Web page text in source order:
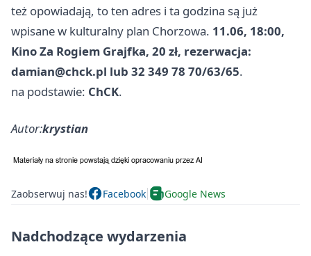
też opowiadają, to ten adres i ta godzina są już
wpisane w kulturalny plan Chorzowa. 11.06, 18:00,
Kino Za Rogiem Grajfka, 20 zł, rezerwacja:
damian@chck.pl lub 32 349 78 70/63/65.
na podstawie: ChCK.
Autor:krystian
Zaobserwuj nas! Facebook Google News
Nadchodzące wydarzenia